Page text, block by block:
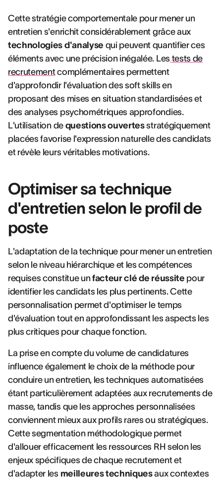
Cette stratégie comportementale pour mener un
entretien s'enrichit considérablement grâce aux
technologies d'analyse qui peuvent quantifier ces
éléments avec une précision inégalée. Lestests de
recrutementcomplémentaires permettent
d'approfondir l'évaluation des soft skills en
proposant des mises en situation standardisées et
des analyses psychométriques approfondies.
L'utilisation de questions ouvertesstratégiquement
placées favorise l'expression naturelle des candidats
et révèle leurs véritables motivations.
Optimiser sa technique
d'entretien selon le profil de
poste
L'adaptation de la technique pour mener un entretien
selon le niveau hiérarchique et les compétences
requises constitue unfacteur clé de réussite pour
identifier les candidats les plus pertinents. Cette
personnalisation permet d'optimiser le temps
d'évaluation tout en approfondissant les aspects les
plus critiques pour chaque fonction.
La prise en compte du volume de candidatures
influence également le choix de la méthode pour
conduire un entretien, les techniques automatisées
étant particulièrement adaptées aux recrutements de
masse, tandis que les approches personnalisées
conviennent mieux aux profils rares ou stratégiques.
Cette segmentation méthodologique permet
d'allouer efficacement les ressources RH selon les
enjeux spécifiques de chaque recrutement et
d'adapter les meilleures techniquesaux contextes